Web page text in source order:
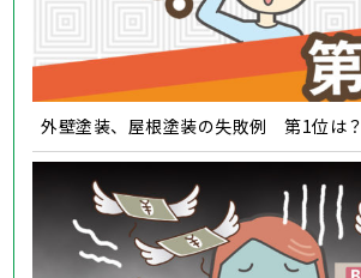
外壁塗装、屋根塗装の失敗例 第1位は？